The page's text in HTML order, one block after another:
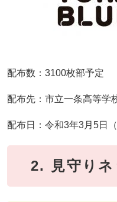
配布数：3100枚部予定
配布先：市立一条高等学
配布日：令和3年3月5日（
2. 見守り